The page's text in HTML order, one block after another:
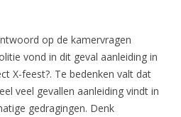
op de kamervragen
vond in dit geval aanleiding in
X-feest?. Te bedenken valt dat
veel gevallen aanleiding vindt in
gedragingen. Denk